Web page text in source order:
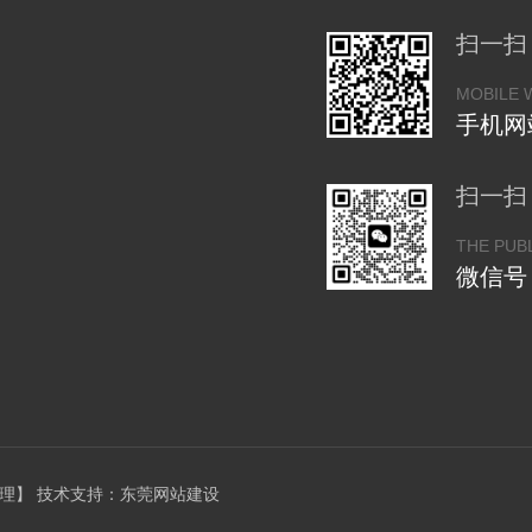
扫一扫
MOBILE
手机网
扫一扫
THE
微信号
】 技术支持： 东莞网站建设